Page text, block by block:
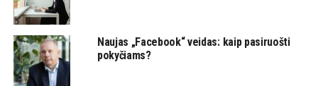
Naujas „Facebook“ veidas: kaip pasiruošti
pokyčiams?